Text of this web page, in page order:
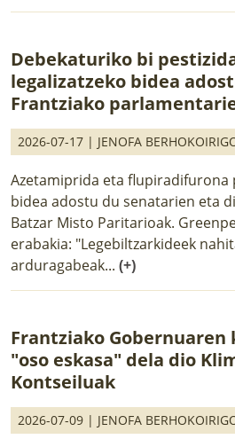
Debekaturiko bi
legalizatzeko bidea
Frantziako
2026-07-17 | JENOFA
Azetamiprida eta flupiradifurona
bidea adostu du senatarien eta
Batzar Misto Paritarioak.
erabakia: "Legebiltzarkideek
arduragabeak... (+)
Frantziako
"oso eskasa" dela dio
Kontseiluak
2026-07-09 | JENOFA